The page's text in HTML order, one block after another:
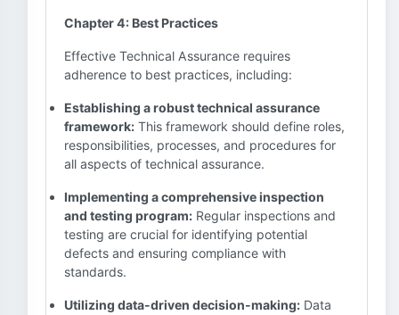
Chapter 4: Best Practices
Effective Technical Assurance requires
adherence to best practices, including:
Establishing a robust technical assurance
framework: This framework should define roles,
responsibilities, processes, and procedures for
all aspects of technical assurance.
Implementing a comprehensive inspection
and testing program: Regular inspections and
testing are crucial for identifying potential
defects and ensuring compliance with
standards.
Utilizing data-driven decision-making: Data